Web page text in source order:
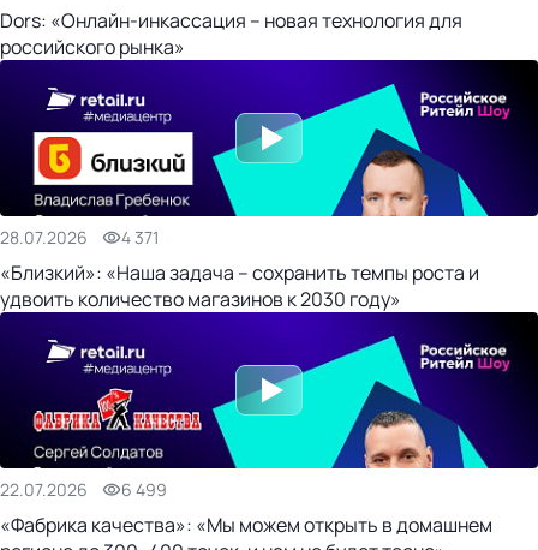
Dors: «Онлайн-инкассация – новая технология для
российского рынка»
28.07.2026 4 371
«Близкий»: «Наша задача – сохранить темпы роста и
удвоить количество магазинов к 2030 году»
22.07.2026 6 499
«Фабрика качества»: «Мы можем открыть в домашнем